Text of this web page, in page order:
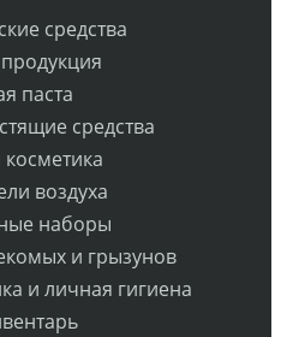
средства
паста
средства
воздуха
наборы
и грызунов
и личная гигиена